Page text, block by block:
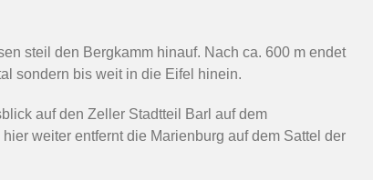
steil den Bergkamm hinauf. Nach ca. 600 m endet
sondern bis weit in die Eifel hinein.
auf den Zeller Stadtteil Barl auf dem
weiter entfernt die Marienburg auf dem Sattel der